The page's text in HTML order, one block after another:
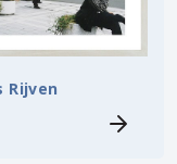
Rijven